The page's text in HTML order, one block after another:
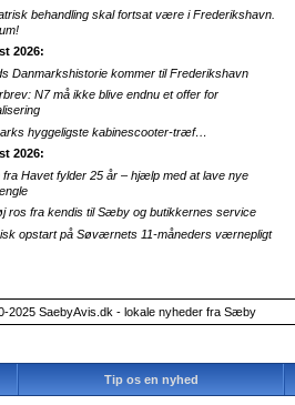
behandling skal fortsat være i Frederikshavn.
2026:
Danmarkshistorie kommer til Frederikshavn
N7 må ikke blive endnu et offer for
hyggeligste kabinescooter-træf…
2026:
fra Havet fylder 25 år – hjælp med at lave nye
ros fra kendis til Sæby og butikkernes service
opstart på Søværnets 11-måneders værnepligt
2025 SaebyAvis.dk - lokale nyheder fra Sæby
Tip os en nyhed